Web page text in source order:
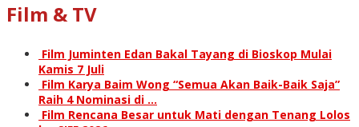
Film & TV
Film Juminten Edan Bakal Tayang di Bioskop Mulai
Kamis 7 Juli
Film Karya Baim Wong “Semua Akan Baik-Baik Saja”
Raih 4 Nominasi di …
Film Rencana Besar untuk Mati dengan Tenang Lolos